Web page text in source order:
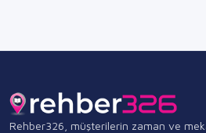
Rehber326, müşterilerin zaman ve